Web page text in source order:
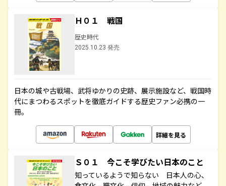
Ｈ０１ 戦国
歴史時代
2025.10.23 発売
日本の城や古戦場、武将ゆかりの史跡、展示施設など、戦国時
代にまつわるスポットを徹底ガイドする歴史ファン必携の一
冊。
詳細を見る
Ｓ０１ 今こそ学びたい日本のこと
知っているようで知らない 日本人の心、